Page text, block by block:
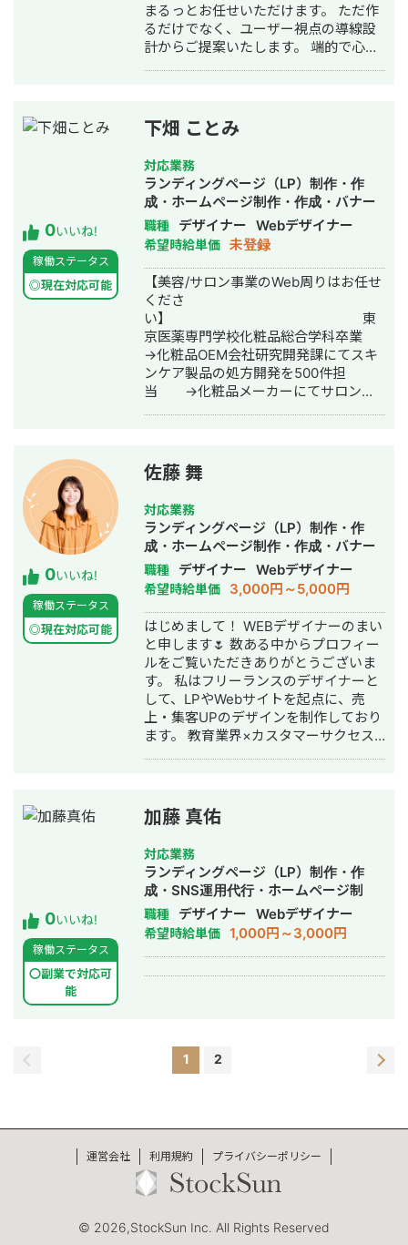
まるっとお任せいただけます。 ただ作
るだけでなく、ユーザー視点の導線設
計からご提案いたします。 端的で心地
任せいただけるよう心がけています。
「相談しやすい」「やり取りがスムー
ズ」と感じていただけるよう、丁寧な
対応を大切にしています。 ポートフォ
リオ https://harenohi-
design23.studio.site/ Instagram
https://www.instagram.com/
0いいね!
稼働ステータス
◎現在対応可能
下畑 ことみ
対応業務
ランディングページ（LP）制作・作
成・ホームページ制作・作成・バナー
制作・デザイン・ロゴデザイン・作
成・動画制作・動画編集
職種 デザイナー Webデザイナー
希望時給単価 未登録
【美容/サロン事業のWeb周りはお任せ
くださ
い】 東
京医薬専門学校化粧品総合学科卒業
→化粧品OEM会社研究開発課にてスキ
ンケア製品の処方開発を500件担
当 →化粧品メーカーにてサロン専
る →フリーラ
ンスWebデザイナーとしてHP・LPを中
心に幅広く制作。
0いいね!
稼働ステータス
◎現在対応可能
佐藤 舞
対応業務
ランディングページ（LP）制作・作
成・ホームページ制作・作成・バナー
制作・デザイン・ロゴデザイン・作成
職種 デザイナー Webデザイナー
希望時給単価 3,000円～5,000円
はじめまして！ WEBデザイナーのまい
と申します🌷 数ある中からプロフィー
ルをご覧いただきありがとうございま
す。 私はフリーランスのデザイナーと
して、LPやWebサイトを起点に、売
上・集客UPのデザインを制作しており
ます。 教育業界×カスタマーサクセス
としてお客様に伴走していくことを目
指しています。 ◾️得意なこと ・習い
事・スクール・教育分野のデザイン ・
女性（特にママ）向けデザイン ・ヒア
リング・デザインの言語化 ◾️経歴 2015
年〜2017年 ↳ 子ども向けオンライン
英会話スクールにて学生インターン
2017年 ↳ 立教大学 経営学部卒業 2017
年〜2020年 ↳ 国内自動車メーカーに
て商品企画予算を担当 2020年〜現在
オンラインスクールで200時間以上デ
ザインを学び、兼業でWebデザイナー
のため・世の中のために役に立ちたい
という方々の「想い」を、デザインを
通じて届けるお手伝いをしたいと思っ
も、一緒に事業を進めていくパートナ
0いいね!
稼働ステータス
〇副業で対応可
能
加藤 真佑
対応業務
ランディングページ（LP）制作・作
成・SNS運用代行・ホームページ制
作・作成・バナー制作・デザイン
職種 デザイナー Webデザイナー
希望時給単価 1,000円～3,000円
1 2
運営会社 利用規約 プライバシーポリシー
© 2026,StockSun Inc. All Rights Reserved